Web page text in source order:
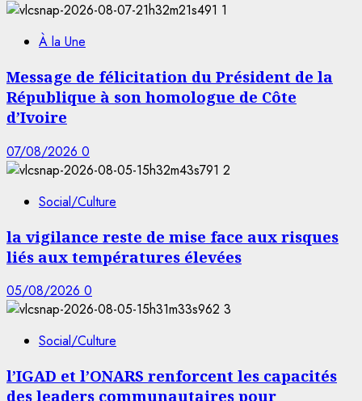
1
À la Une
Message de félicitation du Président de la
République à son homologue de Côte
d’Ivoire
07/08/2026 0
2
Social/Culture
la vigilance reste de mise face aux risques
liés aux températures élevées
05/08/2026 0
3
Social/Culture
l’IGAD et l’ONARS renforcent les capacités
des leaders communautaires pour